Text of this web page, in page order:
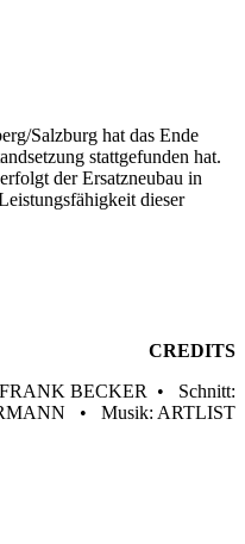
Salzburg hat das Ende
stattgefunden hat.
der Ersatzneubau in
dieser
CREDITS
BECKER • Schnitt:
• Musik: ARTLIST